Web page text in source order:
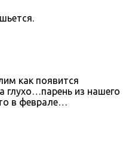
как появится
из нашего
в феврале…